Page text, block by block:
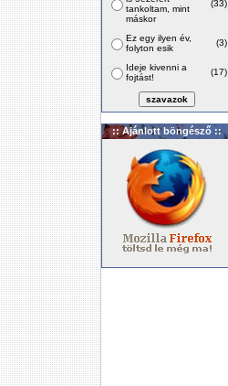
tankoltam, mint
máskor
(33)
Ez egy ilyen év,
folyton esik
(3)
Ideje kivenni a
fojtást!
(17)
:: Ajánlott böngésző ::